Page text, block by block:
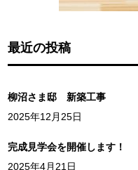
最近の投稿
柳沼さま邸 新築工事
2025年12月25日
完成見学会を開催します！
2025年4月21日